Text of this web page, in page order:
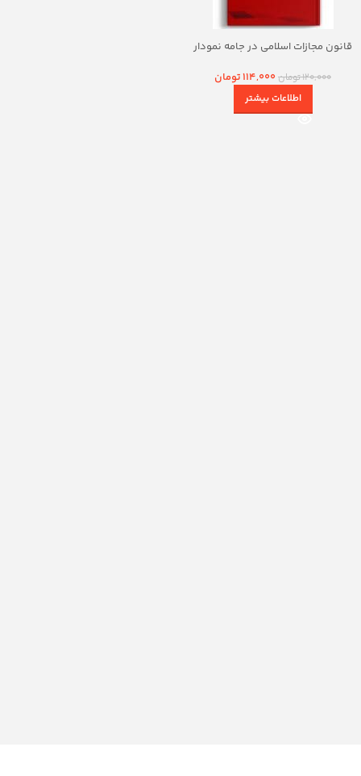
قانون مجازات اسلامی در جامه نمودار
120,000تومان114,000تومان
اطلاعات بیشتر